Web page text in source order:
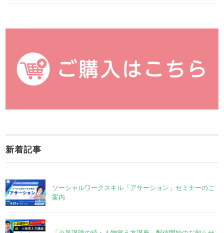
新着記事
ソーシャルワークスキル「アサーション」セミナーのご
案内